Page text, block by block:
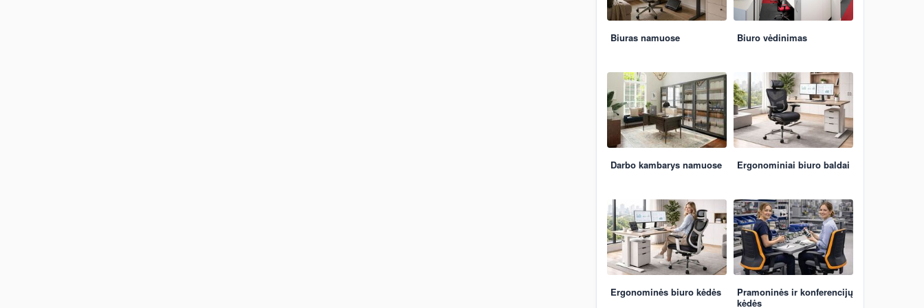
Biuras namuose Biuro vėdinimas
Darbo kambarys namuose Ergonominiai biuro baldai
Ergonominės biuro kėdės
Pramoninės ir konferencijų
kėdės